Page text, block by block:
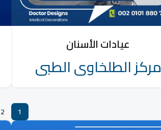
عيادات الأسنان
مركز الطلخاوى الطبى
1
2